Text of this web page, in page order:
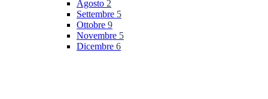
Agosto 2
Settembre 5
Ottobre 9
Novembre 5
Dicembre 6